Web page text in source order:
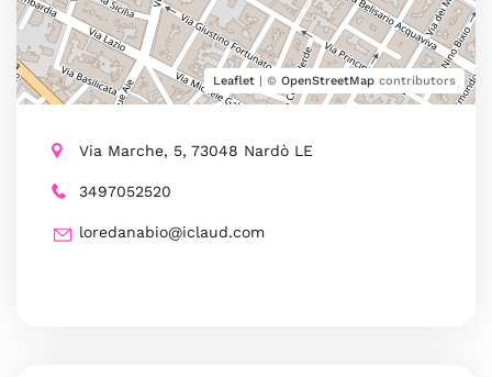
Leaflet | © OpenStreetMap contributors
Via Marche, 5, 73048 Nardò LE
3497052520
loredanabio@iclaud.com